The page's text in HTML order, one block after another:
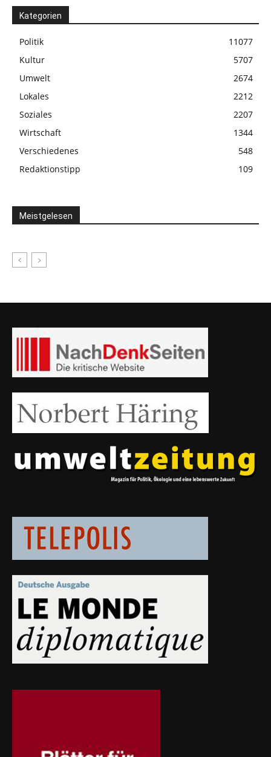
Kategorien
Politik
11077
Kultur
5707
Umwelt
2674
Lokales
2212
Soziales
2207
Wirtschaft
1344
Verschiedenes
548
Redaktionstipp
109
Meistgelesen